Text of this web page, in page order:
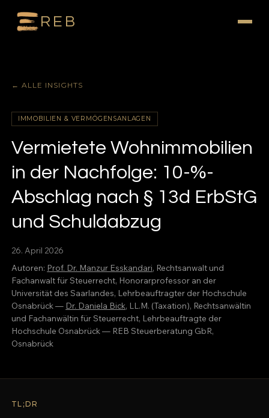
REB
← ALLE INSIGHTS
IMMOBILIEN & VERMÖGENSANLAGEN
Vermietete Wohnimmobilien
in der Nachfolge: 10-%-
Abschlag nach § 13d ErbStG
und Schuldabzug
26. April 2026
Autoren: Prof. Dr. Manzur Esskandari, Rechtsanwalt und
Fachanwalt für Steuerrecht, Honorarprofessor an der
Universität des Saarlandes, Lehrbeauftragter der Hochschule
Osnabrück — Dr. Daniela Bick, LL.M. (Taxation), Rechtsanwältin
und Fachanwältin für Steuerrecht, Lehrbeauftragte der
Hochschule Osnabrück — REB Steuerberatung GbR,
Osnabrück
TL;DR